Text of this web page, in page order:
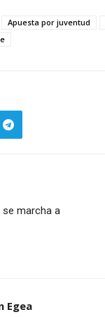
Apuesta por juventud
se marcha a
Egea